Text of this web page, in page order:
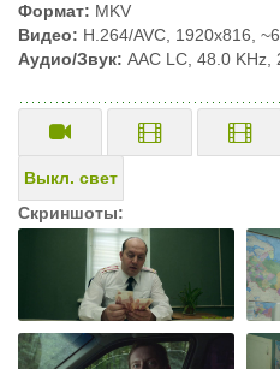
Формат: MKV
Видео: H.264/AVC, 1920x816,
Аудио/Звук: AAC LC, 48.0 KHz,
Выкл. свет
Скриншоты: